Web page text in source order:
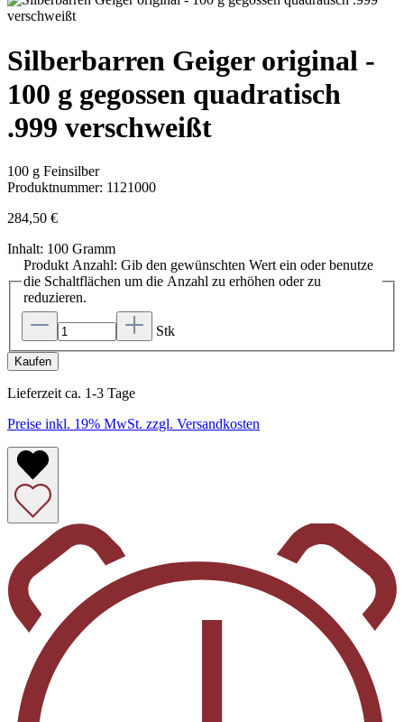
Silberbarren Geiger original -
100 g gegossen quadratisch
.999 verschweißt
100 g Feinsilber
Produktnummer: 1121000
284,50 €
Inhalt: 100 Gramm
Produkt Anzahl: Gib den gewünschten Wert ein oder benutze
die Schaltflächen um die Anzahl zu erhöhen oder zu
reduzieren.
Stk
Kaufen
Lieferzeit ca. 1-3 Tage
Preise inkl. 19% MwSt. zzgl. Versandkosten